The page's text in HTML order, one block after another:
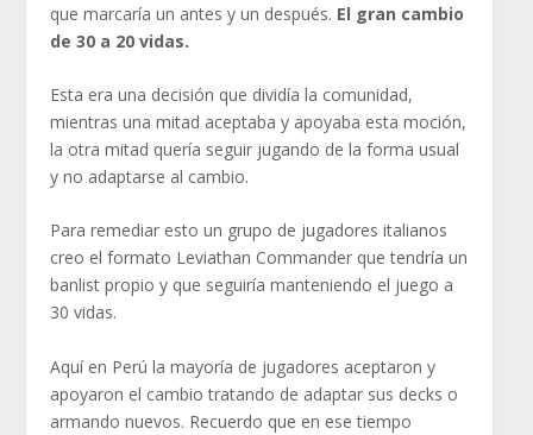
que marcaría un antes y un después. El gran cambio
de 30 a 20 vidas.
Esta era una decisión que dividía la comunidad,
mientras una mitad aceptaba y apoyaba esta moción,
la otra mitad quería seguir jugando de la forma usual
y no adaptarse al cambio.
Para remediar esto un grupo de jugadores italianos
creo el formato Leviathan Commander que tendría un
banlist propio y que seguiría manteniendo el juego a
30 vidas.
Aquí en Perú la mayoría de jugadores aceptaron y
apoyaron el cambio tratando de adaptar sus decks o
armando nuevos. Recuerdo que en ese tiempo